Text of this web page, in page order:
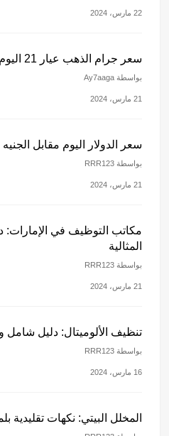
22 مارس، 2024
سعر جرام الذهب عيار 21 اليوم الخميس 21 مارس 2026
بواسطة Ay7aaga
21 مارس، 2024
سعر الدولار اليوم مقابل
بواسطة RRR123
21 مارس، 2024
مكاتب التوظيف في الإمارات:
المثالية
بواسطة RRR123
21 مارس، 2024
تنظيف الألوميتال: دليل
بواسطة RRR123
16 مارس، 2024
المخلل البيتي: نكهات